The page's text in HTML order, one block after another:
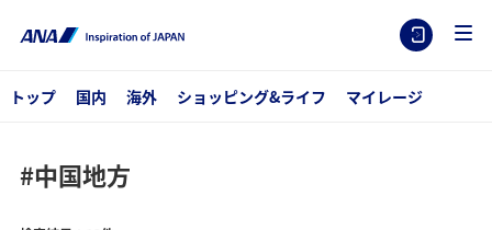
トップ 国内 海外 ショッピング&ライフ マイレージ
#中国地方